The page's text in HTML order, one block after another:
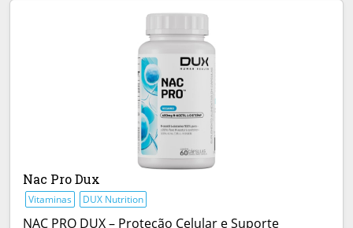
Nac Pro Dux
Vitaminas DUX Nutrition
NAC PRO DUX – Proteção Celular e Suporte